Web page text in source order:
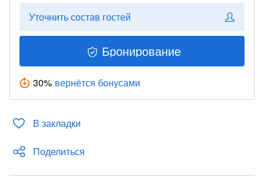
Уточнить состав гостей
Бронирование
30% вернётся бонусами
В закладки
Поделиться